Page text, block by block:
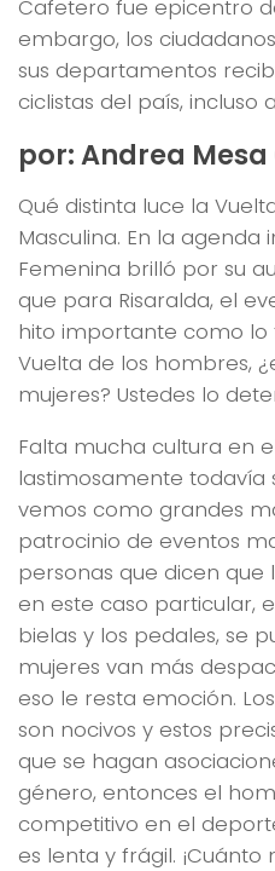
Cafetero fue epicentro
embargo, los
sus departamentos
ciclistas del país, incluso
por: Andrea
Qué distinta luce la
Masculina. En la agenda
Femenina brilló por su
que para Risaralda, el
hito importante como lo
Vuelta de los hombres,
mujeres? Ustedes lo
Falta mucha cultura en
lastimosamente todavía
vemos como grandes
patrocinio de eventos
personas que dicen que
en este caso particular,
bielas y los pedales, se
mujeres van más
eso le resta emoción.
son nocivos y estos
que se hagan
género, entonces el
competitivo en el
es lenta y frágil. ¡Cuánto